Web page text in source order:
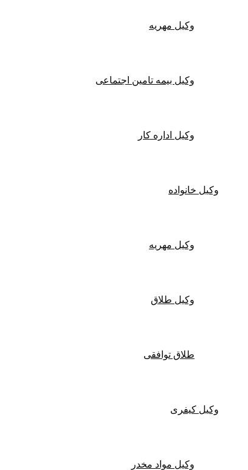
وکیل مهریه
وکیل بیمه تامین اجتماعی
وکیل اداره کار
وکیل خانواده
وکیل مهریه
وکیل طلاق
طلاق توافقی
وکیل کیفری
وکیل مواد مخدر